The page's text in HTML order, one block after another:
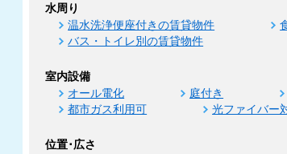
水周り
温水洗浄便座付きの賃貸物件
バス・トイレ別の賃貸物件
室内設備
オール電化 庭付き
都市ガス利用可
光ファイバー
位置･広さ